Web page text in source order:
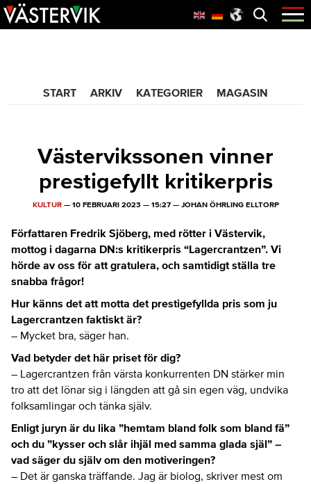
Hoppa
till
Skip
to
Hoppa
till
Öppna
menyn
START ARKIV KATEGORIER MAGASIN
Västervikssonen vinner
prestigefyllt kritikerpris
KULTUR— 10 FEBRUARI 2023 — 15:27— JOHAN ÖHRLING ELLTORP
Författaren Fredrik Sjöberg, med rötter i Västervik,
mottog i dagarna DN:s kritikerpris “Lagercrantzen”. Vi
hörde av oss för att gratulera, och samtidigt ställa tre
snabba frågor!
Hur känns det att motta det prestigefyllda pris som ju
Lagercrantzen faktiskt är?
– Mycket bra, säger han.
Vad betyder det här priset för dig?
– Lagercrantzen från värsta konkurrenten DN stärker min
tro att det lönar sig i längden att gå sin egen väg, undvika
folksamlingar och tänka själv.
Enligt juryn är du lika ”hemtam bland folk som bland fä”
och du ”kysser och slår ihjäl med samma glada själ” –
vad säger du själv om den motiveringen?
– Det är ganska träffande. Jag är biolog, skriver mest om